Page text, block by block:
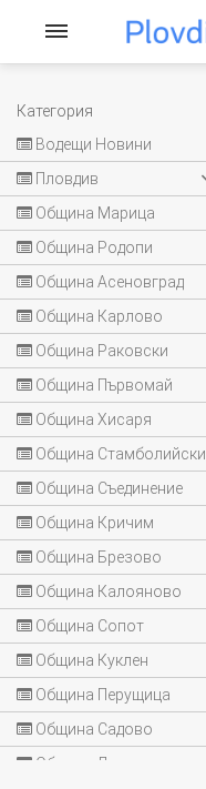
Категория
Водещи Новини
Пловдив
Община Марица
Община Родопи
Община Асеновград
Община Карлово
Община Раковски
Община Първомай
Община Хисаря
Община Стамболийски
Община Съединение
Община Кричим
Община Брезово
Община Калояново
Община Сопот
Община Куклен
Община Перущица
Община Садово
Община Лъки